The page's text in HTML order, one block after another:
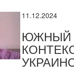
11.12.2024
ЮЖНЫЙ